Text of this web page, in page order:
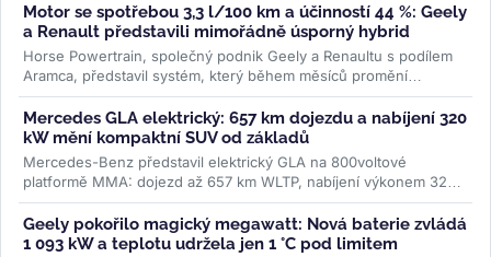
Motor se spotřebou 3,3 l/100 km a účinností 44 %: Geely
a Renault představili mimořádně úsporný hybrid
Horse Powertrain, společný podnik Geely a Renaultu s podílem
Aramca, představil systém, který během měsíců promění
elektromobilovou...>>
Mercedes GLA elektrický: 657 km dojezdu a nabíjení 320
kW mění kompaktní SUV od základů
Mercedes-Benz představil elektrický GLA na 800voltové
platformě MMA: dojezd až 657 km WLTP, nabíjení výkonem 320
kW a plnění na 80 % za 22...>>
Geely pokořilo magický megawatt: Nová baterie zvládá
1 093 kW a teplotu udržela jen 1 °C pod limitem